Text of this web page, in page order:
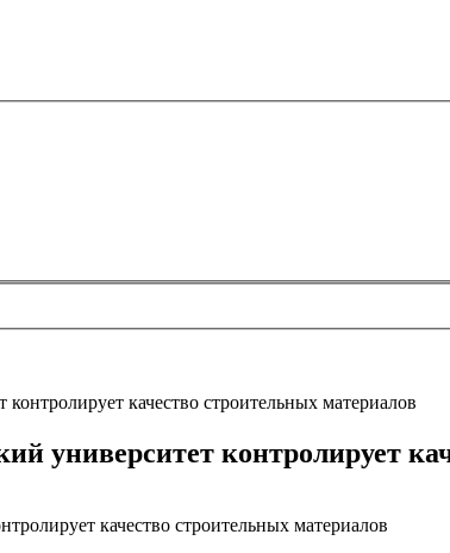
качество строительных материалов
университет контролирует